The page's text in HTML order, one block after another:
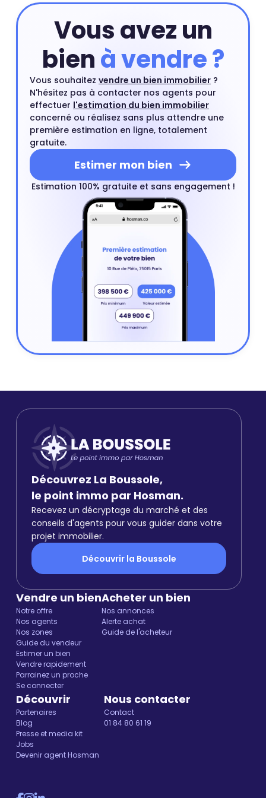
Vous avez un
bienà vendre ?
Vous souhaitez vendre un bien immobilier ?
N'hésitez pas à contacter nos agents pour
effectuer l'estimation du bien immobilier
concerné ou réalisez sans plus attendre une
première estimation en ligne, totalement
gratuite.
Estimer mon bien
Estimation 100% gratuite et sans engagement !
Découvrez La Boussole,
le point immo par Hosman.
Recevez un décryptage du marché et des
conseils d'agents pour vous guider dans votre
projet immobilier.
Découvrir la Boussole
Vendre un bien
Notre offre
Nos agents
Nos zones
Guide du vendeur
Estimer un bien
Vendre rapidement
Parrainez un proche
Se connecter
Acheter un bien
Nos annonces
Alerte achat
Guide de l'acheteur
Découvrir
Partenaires
Blog
Presse et media kit
Jobs
Devenir agent Hosman
Nous contacter
Contact
01 84 80 61 19